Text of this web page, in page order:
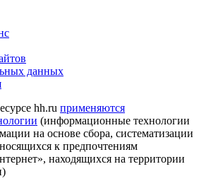
данных
hh.ru применяются
(информационные технологии
на основе сбора, систематизации
к предпочтениям
находящихся на территории